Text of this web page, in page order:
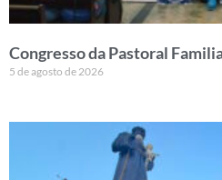
Congresso da Pastoral
5 de agosto de 2026